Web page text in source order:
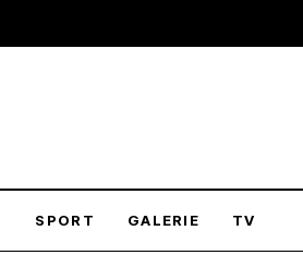
SPORT GALERIE TV